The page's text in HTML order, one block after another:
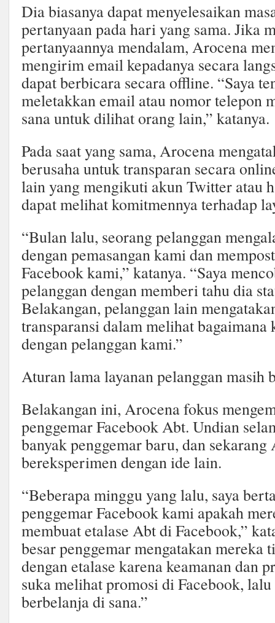
Dia biasanya dapat menyelesaikan
pertanyaan pada hari yang sama. Jika
pertanyaannya mendalam, Arocena
mengirim email kepadanya secara
dapat berbicara secara offline. “Saya
meletakkan email atau nomor telepon
sana untuk dilihat orang lain,” katanya.
Pada saat yang sama, Arocena
berusaha untuk transparan secara
lain yang mengikuti akun Twitter atau
dapat melihat komitmennya terhadap
“Bulan lalu, seorang pelanggan
dengan pemasangan kami dan
Facebook kami,” katanya. “Saya
pelanggan dengan memberi tahu dia
Belakangan, pelanggan lain
transparansi dalam melihat
dengan pelanggan kami.”
Aturan lama layanan pelanggan masih
Belakangan ini, Arocena fokus
penggemar Facebook Abt. Undian
banyak penggemar baru, dan sekarang
bereksperimen dengan ide lain.
“Beberapa minggu yang lalu, saya
penggemar Facebook kami apakah
membuat etalase Abt di Facebook,”
besar penggemar mengatakan mereka
dengan etalase karena keamanan dan
suka melihat promosi di Facebook,
berbelanja di sana.”